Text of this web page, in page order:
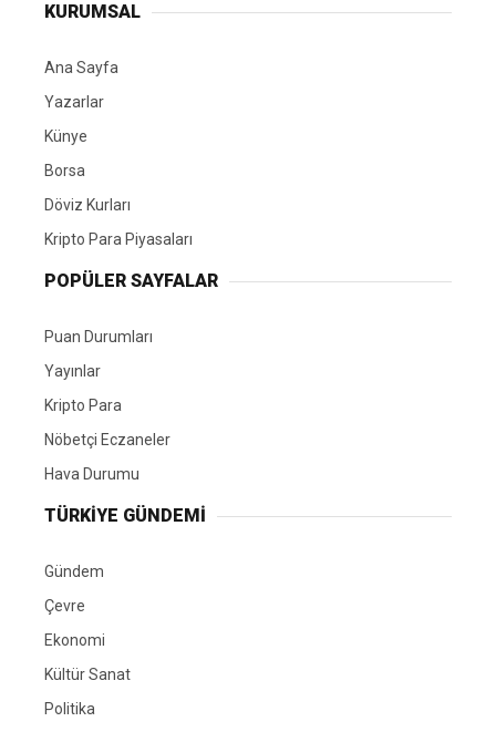
KURUMSAL
Ana Sayfa
Yazarlar
Künye
Borsa
Döviz Kurları
Kripto Para Piyasaları
POPÜLER SAYFALAR
Puan Durumları
Yayınlar
Kripto Para
Nöbetçi Eczaneler
Hava Durumu
TÜRKIYE GÜNDEMI
Gündem
Çevre
Ekonomi
Kültür Sanat
Politika